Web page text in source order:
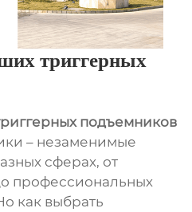
триггерных
подъемников
– незаменимые
сферах, от
профессиональных
как выбрать